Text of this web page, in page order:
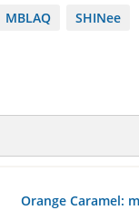
MBLAQ
SHINee
Orange Caramel: